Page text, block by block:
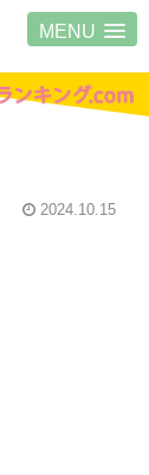
MENU
2024.10.15